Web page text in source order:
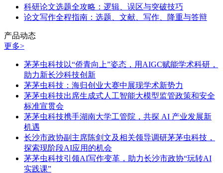
科研论文选题全攻略：逻辑、误区与突破技巧
论文写作全程指南：选题、文献、写作、降重与答辩
产品动态
更多>
茅茅虫科技以“侨青向上”姿态，用AIGC赋能学术科研，
助力新长沙科技创新
茅茅虫科技：海归创业大赛中展现学术新势力
茅茅虫科技出席生成式人工智能大模型监管政策和安全
标准宣贯会
茅茅虫科技携手湖南大学工管院，共探 AI 产业发展新
机遇
长沙市政协副主席陈剑文及相关领导调研茅茅虫科技，
探索现阶段AI应用的机会
茅茅虫科技引领AI写作变革，助力长沙市政协“玩转AI
实践课”